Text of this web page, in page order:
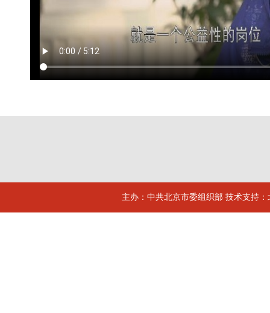
主办：中共北京市委组织部 技术支持